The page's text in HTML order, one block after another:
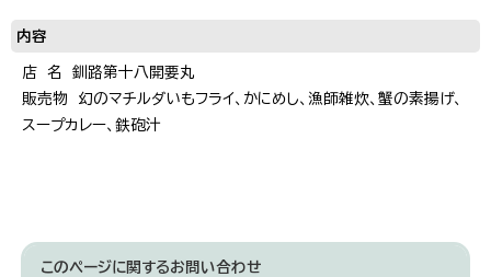
内容
店 名 釧路第十八開要丸
販売物 幻のマチルダいもフライ、かにめし、漁師雑炊、蟹の素揚げ、
スープカレー、鉄砲汁
このページに関するお問い合わせ